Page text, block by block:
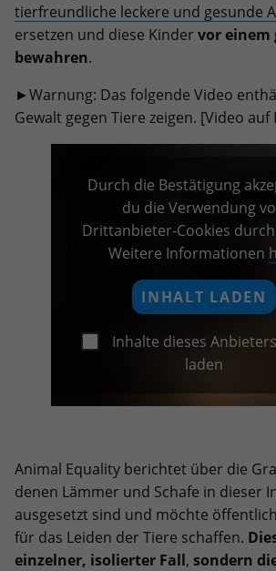
tierfreundliche leckere und gesunde
ersetzen und diese Kinder vor einem
bewahren.
►Warnung: Das folgende Video
Gewalt gegen Tiere zeigen. [Video auf
Durch die Bestätigung
du die Verwendung
Drittanbieter-Cookies
Weitere Informationen
INHALT LADEN
Inhalte dieses
laden
Animal Equality berichtet über die
denen Lämmer und Schafe in dieser
ausgesetzt sind und möchte
für das Leiden der Tiere schaffen.
einzelner, isolierter Fall, sondern